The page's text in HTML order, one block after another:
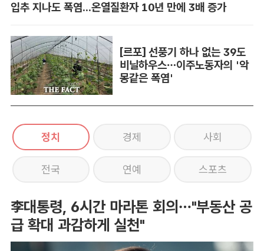
입추 지나도 폭염...온열질환자 10년 만에 3배 증가
[르포] 선풍기 하나 없는 39도
비닐하우스…이주노동자의 '악
몽같은 폭염'
정치 경제 사회
전국 연예 스포츠
李대통령, 6시간 마라톤 회의…"부동산 공
급 확대 과감하게 실천"